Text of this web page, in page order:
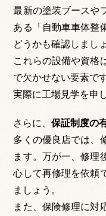
最新の塗装ブースや
ある「自動車車体整
どうかも確認しまし
これらの設備や資格
で欠かせない要素です
実際に工場見学を申
さらに、保証制度の
多くの優良店では、
ます。万が一、修理
心して再修理を依頼
ましょう。
また、保険修理に対